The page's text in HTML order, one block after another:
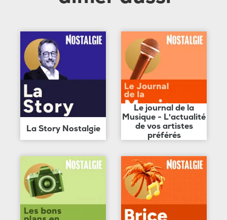
La Story Nostalgie
Le journal de la
Musique - L'actualité
de vos artistes
préférés